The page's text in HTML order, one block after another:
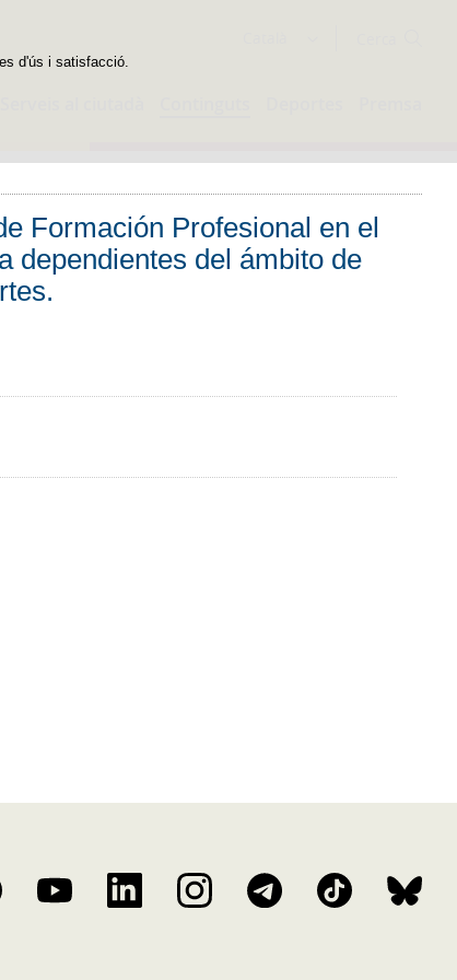
d'ús i satisfacció.
Formación Profesional en el
dependientes del ámbito de